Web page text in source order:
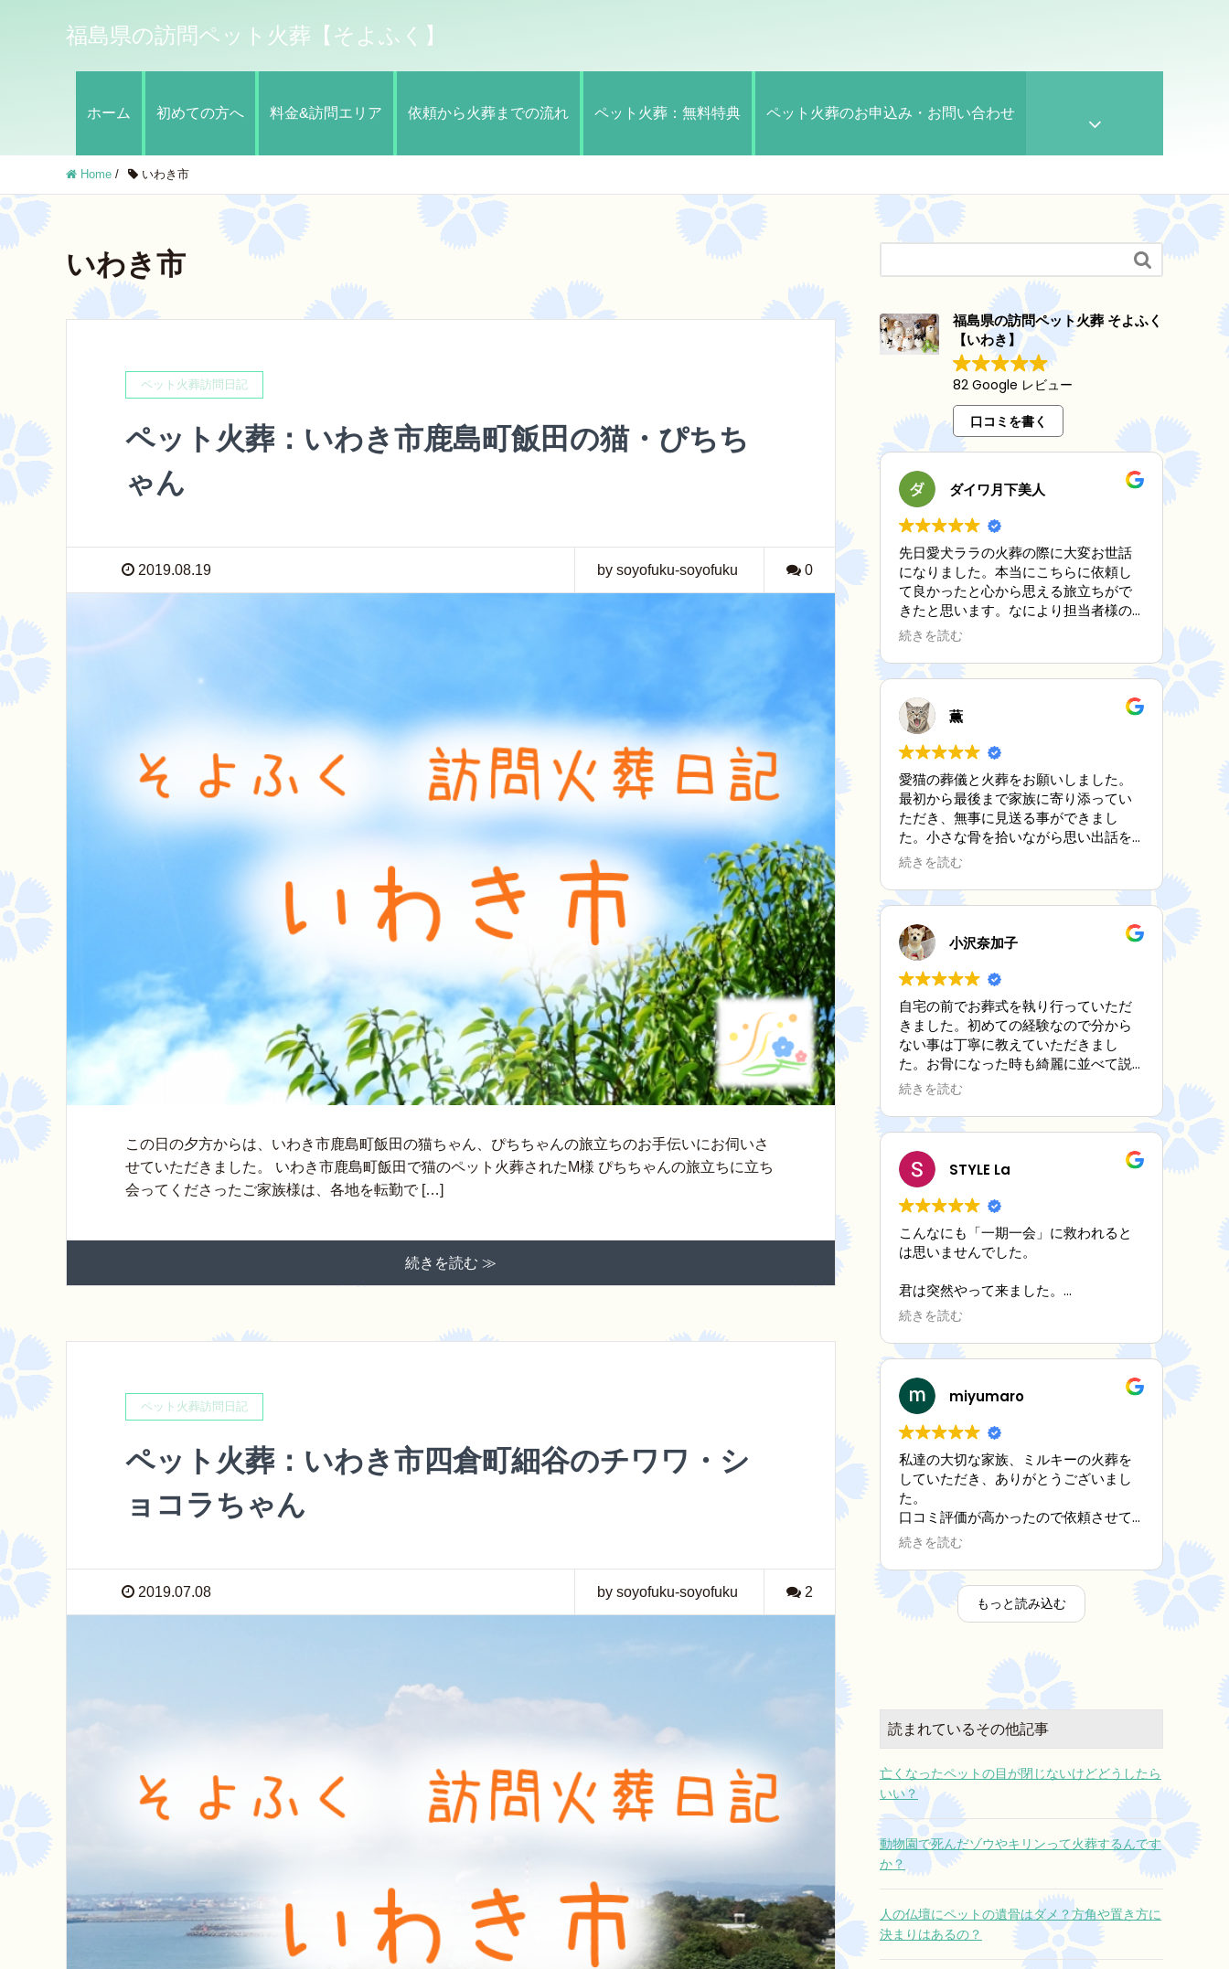
福島県の訪問ペット火葬【そよふく】
ホーム 初めての方へ 料金&訪問エリア 依頼から火葬までの流れ ペット火葬：無料特典 ペット火葬のお申込み・お問い合わせ
Home / いわき市
いわき市
ペット火葬訪問日記
ペット火葬：いわき市鹿島町飯田の猫・ぴちち
ゃん
2019.08.19 by soyofuku-soyofuku 0
この日の夕方からは、いわき市鹿島町飯田の猫ちゃん、ぴちちゃんの旅立ちのお手伝いにお伺いさ
せていただきました。 いわき市鹿島町飯田で猫のペット火葬されたM様 ぴちちゃんの旅立ちに立ち
会ってくださったご家族様は、各地を転勤で […]
続きを読む ≫
ペット火葬訪問日記
ペット火葬：いわき市四倉町細谷のチワワ・シ
ョコラちゃん
2019.07.08 by soyofuku-soyofuku 2

福島県の訪問ペット火葬 そよふく
【いわき】
82 Google レビュー
口コミを書く
ダイワ月下美人
先日愛犬ララの火葬の際に大変お世話
になりました。本当にこちらに依頼し
て良かったと心から思える旅立ちがで
きたと思います。なにより担当者様の
対応、優しさ、心遣い、全てに満足で
す。家にはもう一匹シニア犬がいます
がまたお願いする機会が無い事を願い
と思います。何年たっても愛犬を亡く
した事で勝手に原因をつくって後悔と
寂しさをずっと想い続けていくと思い
ますが１つの区切りとしての火葬を良
い形でおくれた事を心から感謝しま
す。ありがとうございました。
続きを読む
薫
愛猫の葬儀と火葬をお願いしました。
最初から最後まで家族に寄り添ってい
ただき、無事に見送る事ができまし
た。小さな骨を拾いながら思い出話を
聞いてもらい、とても心が安らぎまし
た。後日送ってくださった写真立てに
はメッセージカードも添えて下さりそ
この度は本当にありがとうございまし
た。
続きを読む
小沢奈加子
自宅の前でお葬式を執り行っていただ
きました。初めての経験なので分から
ない事は丁寧に教えていただきまし
た。お骨になった時も綺麗に並べて説
明を受けました。
全て納得しながら進めていただき感謝
しております。
続きを読む
STYLE La
こんなにも「一期一会」に救われると
は思いませんでした。
君は突然やって来ました。
孤独な僕の目の前に。
何もわからない僕に
そしてずっと一緒に寄り添ってくれま
した。
「これからだよ、これからだよ」と。
でも気がつけば時間が
早朝 あっという間に僕の目の前から
消えてしまった。
今は、見送ることがつらくて。
そんな時、目に止まったのがこちらで
それは一番寒い早朝でしたが
快く引き受けてくださり、遠くから来
ていただきました。
待っている間、ずっと抱きしめ
時間がやって来ました。
そして
僕の話を自ら聞いてくださいました。
今日初めてお会いしたのに
泣きながら話す僕に寄り添い
偶然にも同じ境遇の方で
心から一緒に悲しんでくださいまし
た。
続きを読む
miyumaro
私達の大切な家族、ミルキーの火葬を
していただき、ありがとうございまし
た。
口コミ評価が高かったので依頼させて
いただきましたが、評判通り素晴らし
かったです。ミルキーの死が受け入れ
難く、悲しみの底におりましたが、ス
タッフ様の優しく真摯な対応で心が救
われ、ミルキーをちゃんと見送る事が
日々の忙しさの中で、ミルキーが居な
くなった寂しさをきちんと悲しむ暇が
なく、そんな自分を責めるような気持
ちでおりましたが、スタッフ様の火葬
日記を拝読させていただいたおかげ
で、ミルキーとの思い出がよみがえ
り、たくさん泣く事で、心の中の氷が
溶けるような、、、うまく言い表せな
いのですが、とにかく心が助けられま
した。
素晴らしいお仕事ですね。
どうか、お身体に気をつけて、これか
らも愛するペットを失って悲しむご家
族様達を1人でも多く救ってさしあげて
ください。
ありがとうございました。
続きを読む
もっと読み込む
読まれているその他記事
亡くなったペットの目が閉じないけどどうしたら
いい？
動物園で死んだゾウやキリンって火葬するんです
か？
人の仏壇にペットの遺骨はダメ？方角や置き方に
決まりはあるの？